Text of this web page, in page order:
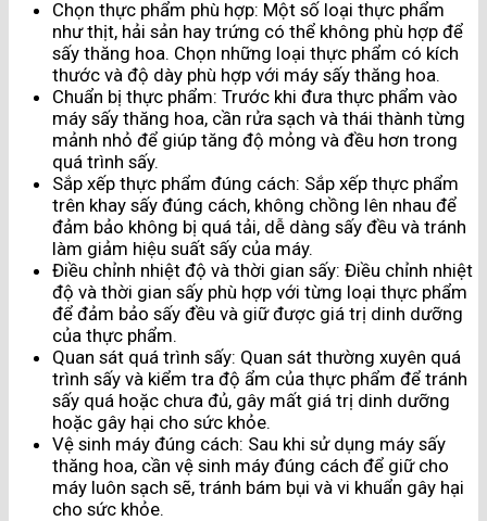
Chọn thực phẩm phù hợp: Một số loại thực phẩm
như thịt, hải sản hay trứng có thể không phù hợp để
sấy thăng hoa. Chọn những loại thực phẩm có kích
thước và độ dày phù hợp với máy sấy thăng hoa.
Chuẩn bị thực phẩm: Trước khi đưa thực phẩm vào
máy sấy thăng hoa, cần rửa sạch và thái thành từng
mảnh nhỏ để giúp tăng độ mỏng và đều hơn trong
quá trình sấy.
Sắp xếp thực phẩm đúng cách: Sắp xếp thực phẩm
trên khay sấy đúng cách, không chồng lên nhau để
đảm bảo không bị quá tải, dễ dàng sấy đều và tránh
làm giảm hiệu suất sấy của máy.
Điều chỉnh nhiệt độ và thời gian sấy: Điều chỉnh nhiệt
độ và thời gian sấy phù hợp với từng loại thực phẩm
để đảm bảo sấy đều và giữ được giá trị dinh dưỡng
của thực phẩm.
Quan sát quá trình sấy: Quan sát thường xuyên quá
trình sấy và kiểm tra độ ẩm của thực phẩm để tránh
sấy quá hoặc chưa đủ, gây mất giá trị dinh dưỡng
hoặc gây hại cho sức khỏe.
Vệ sinh máy đúng cách: Sau khi sử dụng máy sấy
thăng hoa, cần vệ sinh máy đúng cách để giữ cho
máy luôn sạch sẽ, tránh bám bụi và vi khuẩn gây hại
cho sức khỏe.